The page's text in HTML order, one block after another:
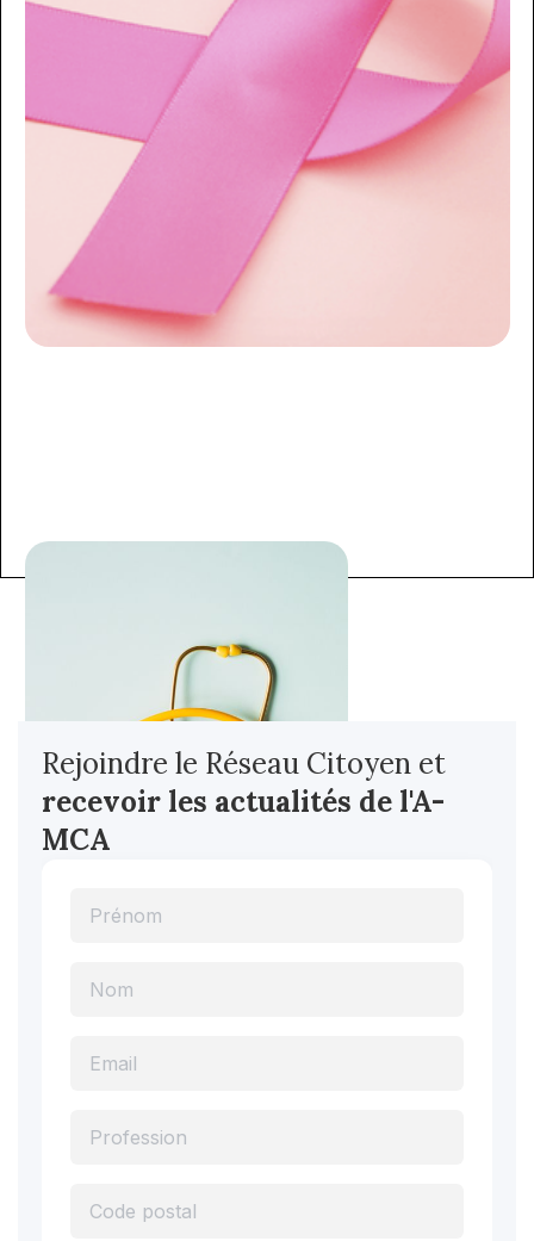
Rejoindre le Réseau Citoyen et
recevoir les actualités de l'A-
MCA